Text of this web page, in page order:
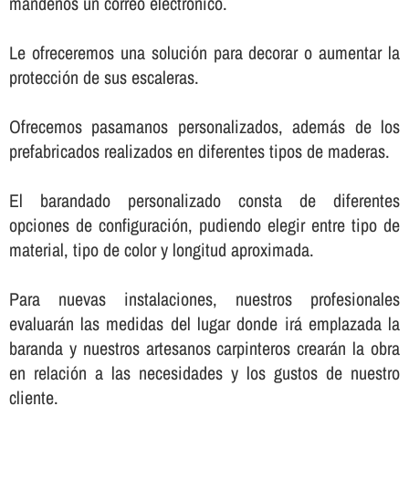
Le ofreceremos una solución para decorar o aumentar la
protección de sus escaleras.
Ofrecemos pasamanos personalizados, además de los
prefabricados realizados en diferentes tipos de maderas.
El barandado personalizado consta de diferentes
opciones de configuración, pudiendo elegir entre tipo de
material, tipo de color y longitud aproximada.
Para nuevas instalaciones, nuestros profesionales
evaluarán las medidas del lugar donde irá emplazada la
baranda y nuestros artesanos carpinteros crearán la obra
en relación a las necesidades y los gustos de nuestro
cliente.